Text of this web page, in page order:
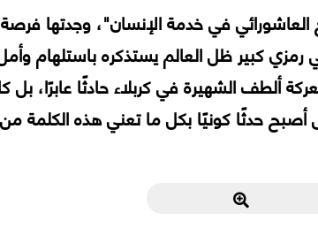
في خدمة الإنسان"، وجدتها فرصة
كبير ظل العالم يستذكره باستلهام
الحسين في العام 61 هجري في معركة ألطف الشهيرة في كربلاء حادثًا عابرًا،
حدثًا كونيًا بكل ما تعني هذه الكلمة من